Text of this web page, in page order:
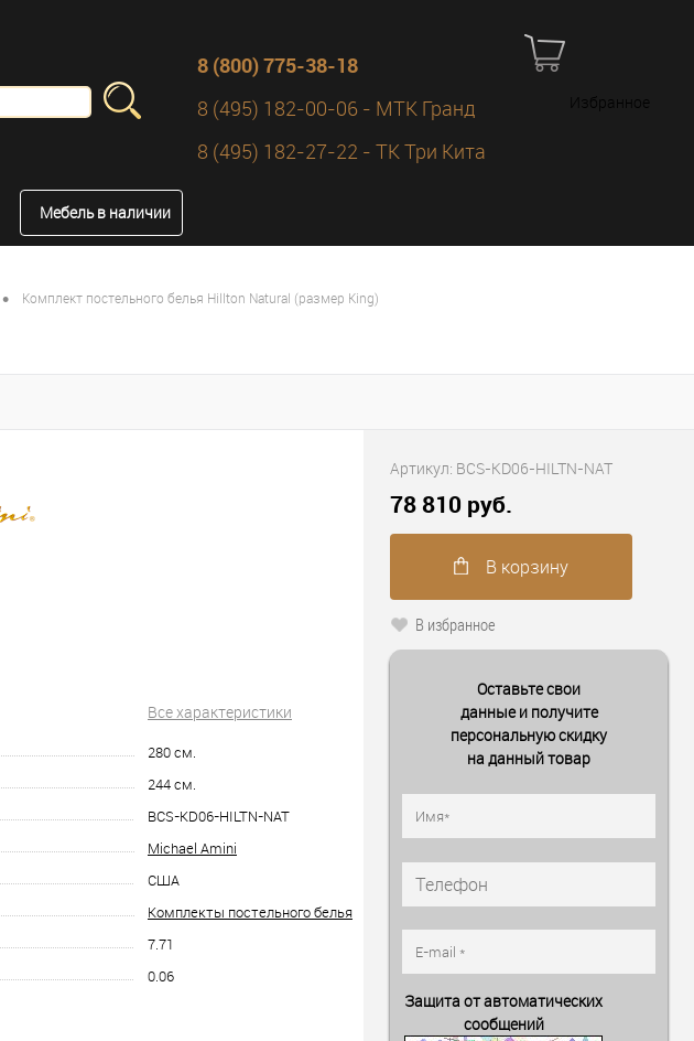
8 (800) 775-38-18
8 (495) 182-00-06 - МТК Гранд
8 (495) 182-27-22 - ТК Три Кита
Избранное
Мебель в наличии
• Комплект постельного белья Hillton Natural (размер King)
Все характеристики
280см.
244см.
BCS-KD06-HILTN-NAT
Michael Amini
США
Комплекты постельного белья
7.71
0.06
Артикул: BCS-KD06-HILTN-NAT
78 810 руб.
В корзину
В избранное
Оставьте свои
данные и получите
персональную скидку
на данный товар
Защита от автоматических
сообщений